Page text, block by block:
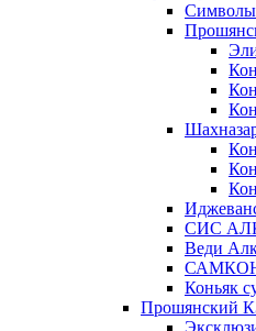
Символы
СИС
Веди
САМКОН
Коньяк
Прошянский